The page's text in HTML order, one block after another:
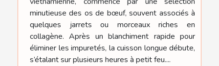
minutieuse des os de bœuf, souvent associés à
quelques jarrets ou morceaux riches en
collagène. Après un blanchiment rapide pour
éliminer les impuretés, la cuisson longue débute,
s’étalant sur plusieurs heures à petit feu....